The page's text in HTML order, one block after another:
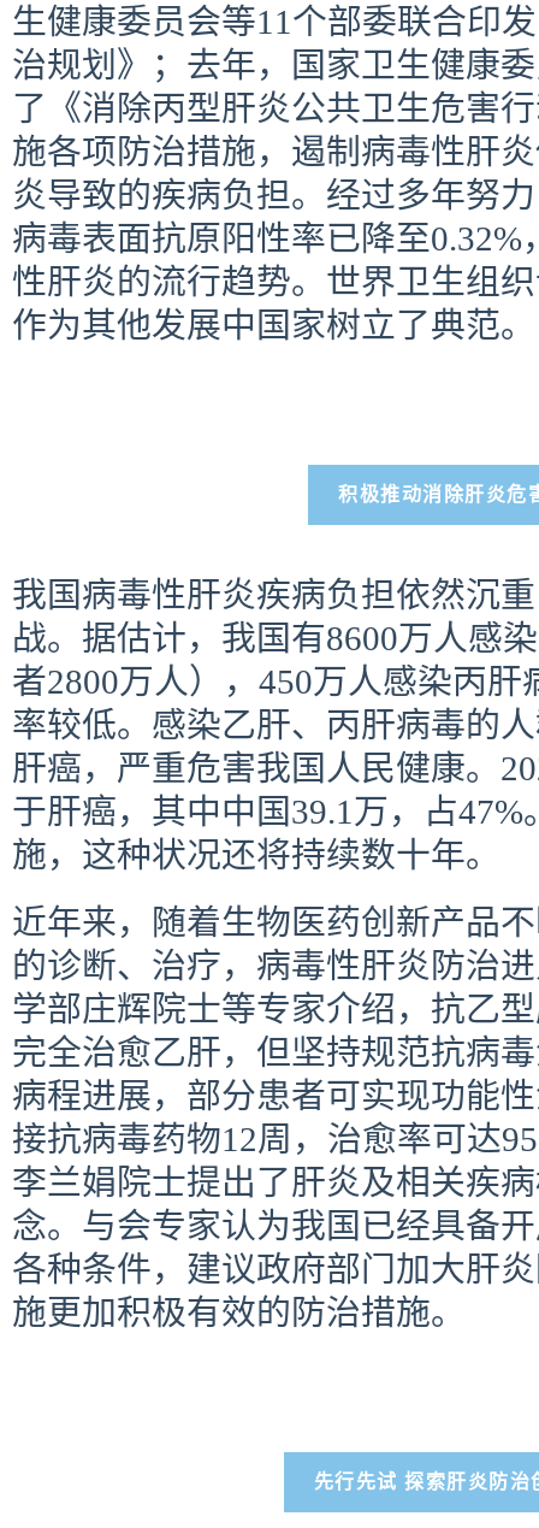
生健康委员会等11个部委联合印
治规划》；去年，国家卫生健康
了《消除丙型肝炎公共卫生危害
施各项防治措施，遏制病毒性肝
炎导致的疾病负担。经过多年努
病毒表面抗原阳性率已降至
性肝炎的流行趋势。世界卫生组
作为其他发展中国家树立了典范。
积极推动消除肝炎危
我国病毒性肝炎疾病负担依然沉
战。据估计，我国有8600万人感
者2800万人），450万人感染丙
率较低。感染乙肝、丙肝病毒的
肝癌，严重危害我国人民健康。
于肝癌，其中中国39.1万，占
施，这种状况还将持续数十年。
近年来，随着生物医药创新产品
的诊断、治疗，病毒性肝炎防治
学部庄辉院士等专家介绍，抗乙
完全治愈乙肝，但坚持规范抗病
病程进展，部分患者可实现功能
接抗病毒药物12周，治愈率可达
李兰娟院士提出了肝炎及相关疾
念。与会专家认为我国已经具备
各种条件，建议政府部门加大肝
施更加积极有效的防治措施。
先行先试 探索肝炎防治